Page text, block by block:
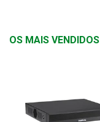
OS MAIS VENDIDOS